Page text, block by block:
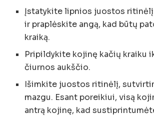
Įstatykite lipnios juostos
ir praplėskite angą, kad būtų
kraiką.
Pripildykite kojinę kačių kraiku
čiurnos aukščio.
Išimkite juostos ritinėlį,
mazgu. Esant poreikiui, visą
antrą kojinę, kad